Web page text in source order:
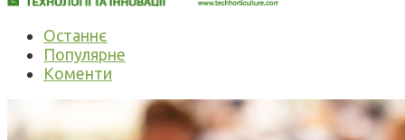
Останнє
Популярне
Коменти